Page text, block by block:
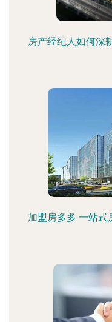
房产经纪人如何深
加盟房多多 一站式